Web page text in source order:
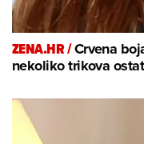
ZENA.HR /Crvena
nekoliko trikova